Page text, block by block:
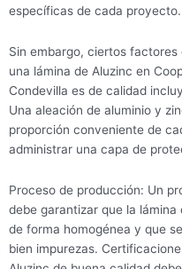
específicas de cada proyecto.
Sin embargo, ciertos
una lámina de Aluzinc en
Condevilla es de calidad
Una aleación de aluminio y
proporción conveniente de
administrar una capa de
Proceso de producción: Un
debe garantizar que la
de forma homogénea y que
bien impurezas.